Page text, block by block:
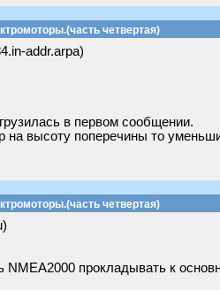
четвертая)
addr.arpa)
в первом сообщении.
на высоту поперечины то
четвертая)
прокладывать к